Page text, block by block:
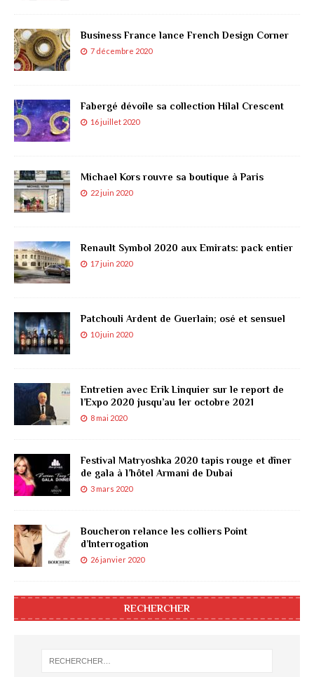
Business France lance French Design Corner
7 décembre 2020
Fabergé dévoile sa collection Hilal Crescent
16 juillet 2020
Michael Kors rouvre sa boutique à Paris
22 juin 2020
Renault Symbol 2020 aux Emirats: pack entier
17 juin 2020
Patchouli Ardent de Guerlain; osé et sensuel
10 juin 2020
Entretien avec Erik Linquier sur le report de
l’Expo 2020 jusqu’au 1er octobre 2021
8 mai 2020
Festival Matryoshka 2020 tapis rouge et dîner
de gala à l’hôtel Armani de Dubai
3 mars 2020
Boucheron relance les colliers Point
d’Interrogation
26 janvier 2020
RECHERCHER